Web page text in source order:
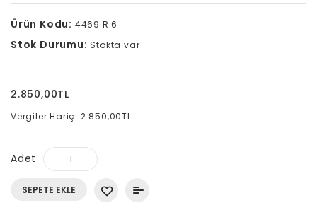
Ürün Kodu: 4469 R 6
Stok Durumu: Stokta var
2.850,00TL
Vergiler Hariç: 2.850,00TL
Adet
SEPETE EKLE